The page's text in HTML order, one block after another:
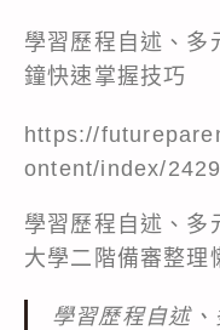
學習歷程自述、多
鐘快速掌握技巧
https://
ontent/index/
學習歷程自述、多
大學二階備審整理
學習歷程自述